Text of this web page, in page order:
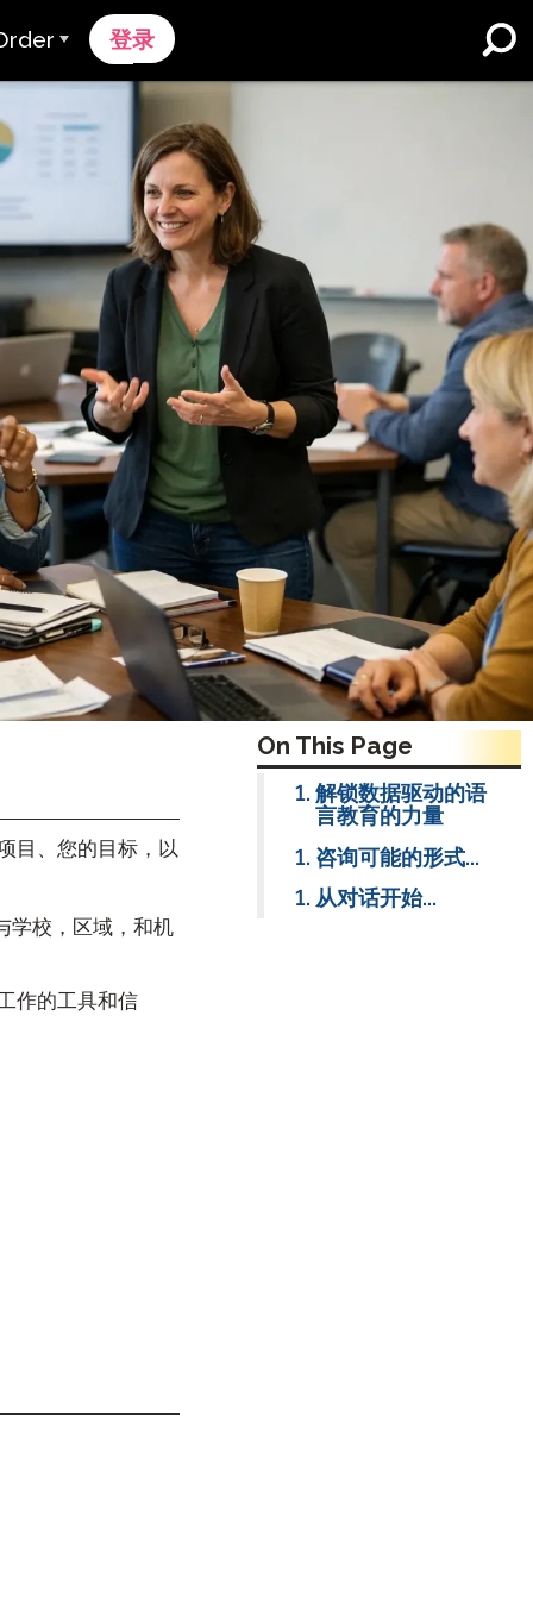
引导
织排班
K-12学校和学区
双语浸入式学习
英语学习者项目
高等教育
工作场所
购流程
Sales
系支持
登录
On This Page
解锁数据驱动的语
言教育的力量
咨询可能的形式...
从对话开始...
目、您的目标，以
学校，区域，和机
作的工具和信